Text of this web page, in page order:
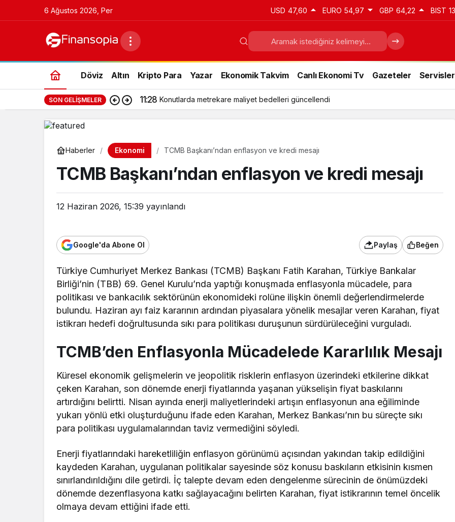
6 Ağustos 2026, Per USD 47,60 EURO 54,97 GBP 64,22 BIST
Döviz Altın Kripto Para Yazar Ekonomik Takvim Canlı Ekonomi Tv Gazeteler Servisler
SON GELIŞMELER 11:28 Konutlarda metrekare maliyet bedelleri güncellendi
Haberler Ekonomi TCMB Başkanı’ndan enflasyon ve kredi mesajı
TCMB Başkanı’ndan enflasyon ve kredi mesajı
12 Haziran 2026, 15:39 yayınlandı
Google'da Abone Ol Paylaş Beğen
Türkiye Cumhuriyet Merkez Bankası (TCMB) Başkanı Fatih Karahan, Türkiye Bankalar
Birliği’nin (TBB) 69. Genel Kurulu’nda yaptığı konuşmada enflasyonla mücadele, para
politikası ve bankacılık sektörünün ekonomideki rolüne ilişkin önemli değerlendirmelerde
bulundu. Haziran ayı faiz kararının ardından piyasalara yönelik mesajlar veren Karahan, fiyat
istikrarı hedefi doğrultusunda sıkı para politikası duruşunun sürdürüleceğini vurguladı.
TCMB’den Enflasyonla Mücadelede Kararlılık Mesajı
Küresel ekonomik gelişmelerin ve jeopolitik risklerin enflasyon üzerindeki etkilerine dikkat
çeken Karahan, son dönemde enerji fiyatlarında yaşanan yükselişin fiyat baskılarını
artırdığını belirtti. Nisan ayında enerji maliyetlerindeki artışın enflasyonun ana eğiliminde
yukarı yönlü etki oluşturduğunu ifade eden Karahan, Merkez Bankası’nın bu süreçte sıkı
para politikası uygulamalarından taviz vermediğinisöyledi.
Enerji fiyatlarındaki hareketliliğin enflasyon görünümü açısından yakından takip edildiğini
kaydeden Karahan, uygulanan politikalar sayesinde söz konusu baskıların etkisinin kısmen
sınırlandırıldığını dile getirdi. İç talepte devam eden dengelenme sürecinin de önümüzdeki
dönemde dezenflasyona katkı sağlayacağını belirten Karahan, fiyat istikrarının temel öncelik
olmaya devam ettiğini ifade etti.